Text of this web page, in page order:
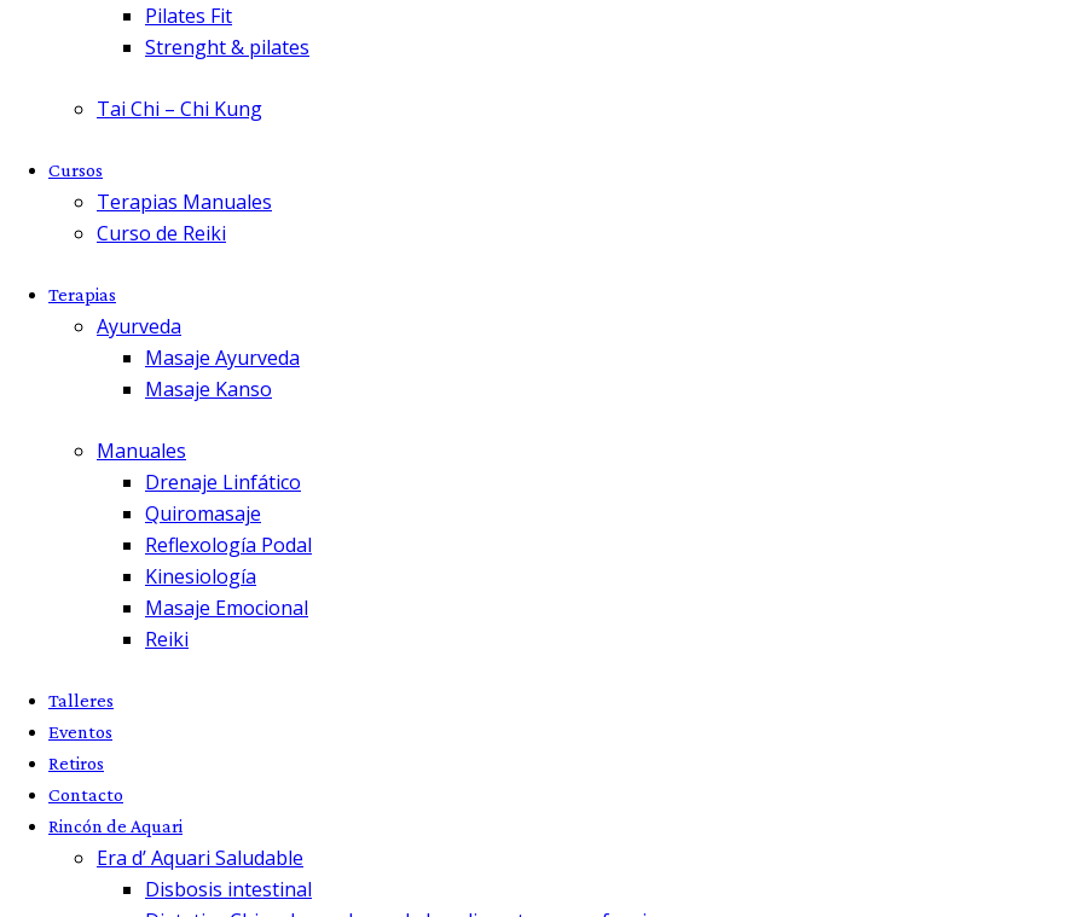
Pilates Fit
Strenght & pilates
Tai Chi – Chi Kung
Cursos
Terapias Manuales
Curso de Reiki
Terapias
Ayurveda
Masaje Ayurveda
Masaje Kanso
Manuales
Drenaje Linfático
Quiromasaje
Reflexología Podal
Kinesiología
Masaje Emocional
Reiki
Talleres
Eventos
Retiros
Contacto
Rincón de Aquari
Era d’ Aquari Saludable
Disbosis intestinal